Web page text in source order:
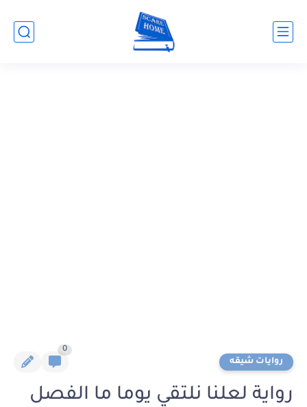
روايات شيقه
0
رواية لعلنا نلتقي يوما ما الفصل